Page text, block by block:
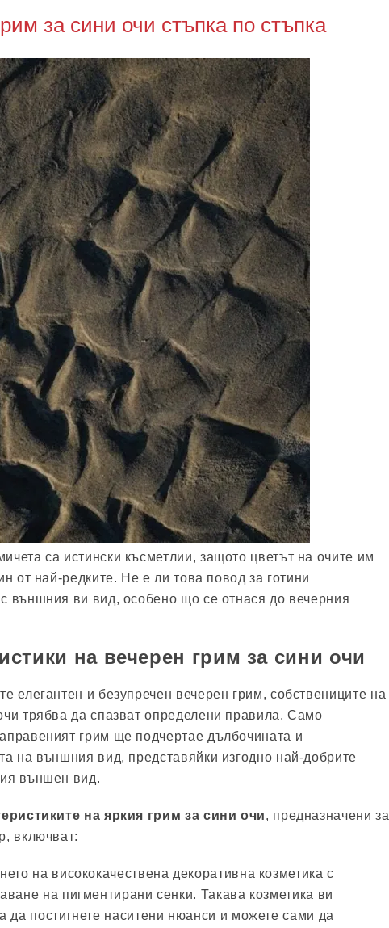
за сини очи стъпка по стъпка
са истински късметлии, защото цветът на очите им
от най-редките. Не е ли това повод за готини
външния ви вид, особено що се отнася до вечерния
на вечерен грим за сини очи
елегантен и безупречен вечерен грим, собствениците на
трябва да спазват определени правила. Само
грим ще подчертае дълбочината и
на външния вид, представяйки изгодно най-добрите
външен вид.
на яркия грим за сини очи, предназначени за
включват:
на висококачествена декоративна козметика с
на пигментирани сенки. Такава козметика ви
да постигнете наситени нюанси и можете сами да